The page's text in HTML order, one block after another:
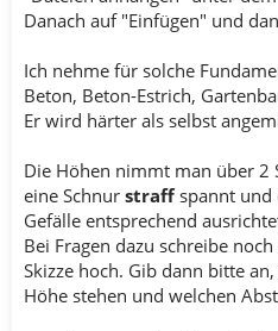
Danach auf "Einfügen" und
Ich nehme für solche
Beton, Beton-Estrich,
Er wird härter als selbst
Die Höhen nimmt man über 2
eine Schnur straffspannt und
Gefälle entsprechend
Bei Fragen dazu schreibe
Skizze hoch. Gib dann bitte
Höhe stehen und welchen